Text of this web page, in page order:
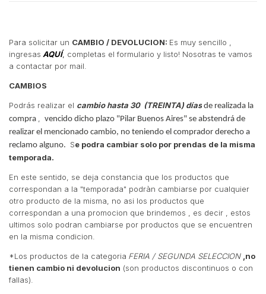
Para solicitar un CAMBIO / DEVOLUCION: Es muy sencillo ,
ingresas AQUÍ, completas el formulario y listo! Nosotras te vamos
a contactar por mail.
CAMBIOS
Podrás realizar el cambiohasta 30 (TREINTA) días de realizada la
compra
vencido dicho plazo "Pilar Buenos Aires" se abstendrá de
realizar el mencionado cambio, no teniendo el comprador derecho a
reclamo alguno. Se podra cambiar solo por prendas de la misma
temporada.
En este sentido, se deja constancia que los productos que
correspondan a la "temporada" podràn cambiarse por cualquier
otro producto de la misma, no asi los productos que
correspondan a una promocion que brindemos , es decir , estos
ultimos solo podran cambiarse por productos que se encuentren
en la misma condicion.
*Los productos de la categoria FERIA / SEGUNDA SELECCION ,no
tienen cambio ni devolucion (son productos discontinuos o con
fallas).